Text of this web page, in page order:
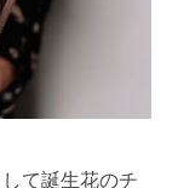
て誕生花のチ